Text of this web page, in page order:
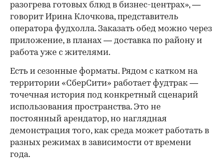
разогрева готовых блюд в бизнес-центрах», —
говорит Ирина Клочкова, представитель
оператора фудхолла. Заказать обед можно через
приложение, в планах — доставка по району и
работа уже с жителями.
Есть и сезонные форматы. Рядом с катком на
территории «СберСити» работает фудтрак —
точечная история под конкретный сценарий
использования пространства. Это не
постоянный арендатор, но наглядная
демонстрация того, как среда может работать в
разных режимах в зависимости от времени
года.